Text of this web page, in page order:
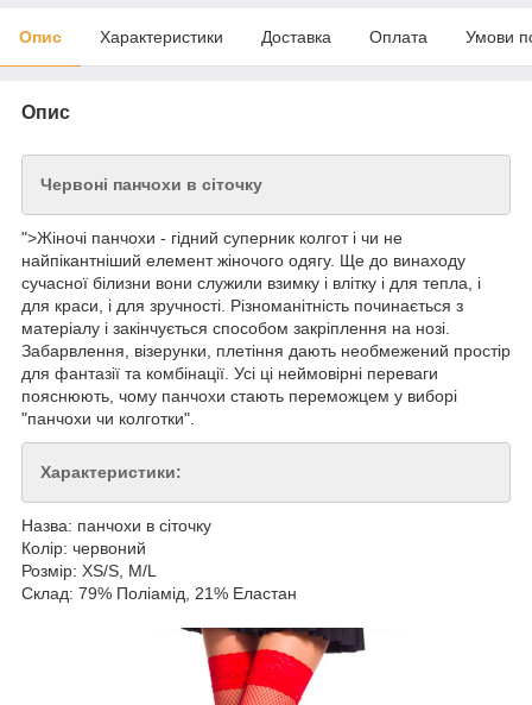
Опис Характеристики Доставка Оплата Умови
Опис
Червоні панчохи в сіточку
">Жіночі панчохи - гідний суперник колгот і чи не
найпікантніший елемент жіночого одягу. Ще до винаходу
сучасної білизни вони служили взимку і влітку і для тепла, і
для краси, і для зручності. Різноманітність починається з
матеріалу і закінчується способом закріплення на нозі.
Забарвлення, візерунки, плетіння дають необмежений простір
для фантазії та комбінації. Усі ці неймовірні переваги
пояснюють, чому панчохи стають переможцем у виборі
"панчохи чи колготки".
Характеристики:
Назва: панчохи в сіточку
Колір: червоний
Розмір: XS/S, M/L
Склад: 79% Поліамід, 21% Еластан